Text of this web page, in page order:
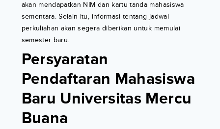
akan mendapatkan NIM dan kartu tanda mahasiswa
sementara. Selain itu, informasi tentang jadwal
perkuliahan akan segera diberikan untuk memulai
semester baru.
Persyaratan
Pendaftaran Mahasiswa
Baru Universitas Mercu
Buana